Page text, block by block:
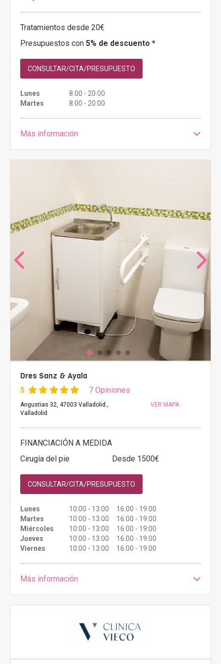
Tratamientos desde 20€
Presupuestos con 5% de descuento *
CONSULTAR/CITA/PRESUPUESTO
Lunes
8:00 - 20:00
Martes
8:00 - 20:00
Más información
Dres Sanz & Ayala
5 7 Opiniones
Angustias 32, 47003 Valladolid.,
Valladolid
VER MAPA
FINANCIACIÓN A MEDIDA
Cirugía del pie
Desde 1500€
CONSULTAR/CITA/PRESUPUESTO
Lunes
10:00 - 13:00 16:00 - 19:00
Martes
10:00 - 13:00 16:00 - 19:00
Miércoles
10:00 - 13:00 16:00 - 19:00
Jueves
10:00 - 13:00 16:00 - 19:00
Viernes
10:00 - 13:00 16:00 - 19:00
Más información